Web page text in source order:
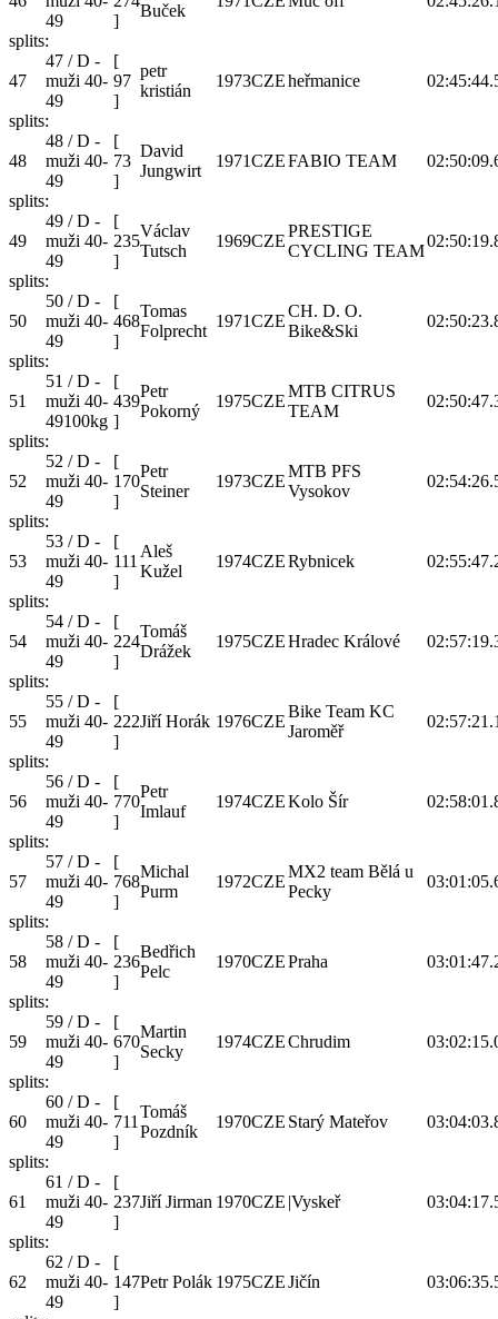
49
]
Buček
splits:
47
47 / D -
muži 40-
49
[
97
]
petr
kristián
1973CZEheřmanice
splits:
48
48 / D -
muži 40-
49
[
73
]
David
Jungwirt
1971CZEFABIO TEAM
splits:
49
49 / D -
muži 40-
49
[
235
]
Václav
Tutsch
1969CZE
PRESTIGE
CYCLING TEAM
splits:
50
50 / D -
muži 40-
49
[
468
]
Tomas
Folprecht
1971CZE
CH. D. O.
Bike&Ski
splits:
51
51 / D -
muži 40-
49100kg
[
439
]
Petr
Pokorný
1975CZE
MTB CITRUS
TEAM
splits:
52
52 / D -
muži 40-
49
[
170
]
Petr
Steiner
1973CZE
MTB PFS
Vysokov
splits:
53
53 / D -
muži 40-
49
[
111
]
Aleš
Kužel
1974CZERybnicek
splits:
54
54 / D -
muži 40-
49
[
224
]
Tomáš
Drážek
1975CZEHradec Králové
splits:
55
55 / D -
muži 40-
49
[
222
]
Jiří Horák 1976CZE
Bike Team KC
Jaroměř
splits:
56
56 / D -
muži 40-
49
[
770
]
Petr
Imlauf
1974CZEKolo Šír
splits:
57
57 / D -
muži 40-
49
[
768
]
Michal
Purm
1972CZE
MX2 team Bělá u
Pecky
splits:
58
58 / D -
muži 40-
49
[
236
]
Bedřich
Pelc
1970CZEPraha
splits:
59
59 / D -
muži 40-
49
[
670
]
Martin
Secky
1974CZEChrudim
splits:
60
60 / D -
muži 40-
49
[
711
]
Tomáš
Pozdník
1970CZE Starý Mateřov
splits:
61
61 / D -
muži 40-
49
[
237
]
Jiří Jirman 1970CZE |Vyskeř
splits:
62
62 / D -
muži 40-
49
[
147
]
Petr Polák 1975CZEJičín